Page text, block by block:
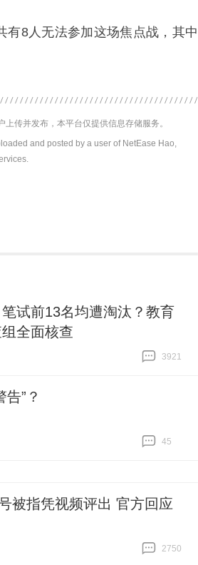
有8人无法参加这场焦点战，其中
传并发布，本平台仅提供信息存储服务。
and posted by a user of NetEase Hao,
试前13名均遭淘汰？教育
全面核查
3921
”？
45
被指凭视频评出 官方回应
2750